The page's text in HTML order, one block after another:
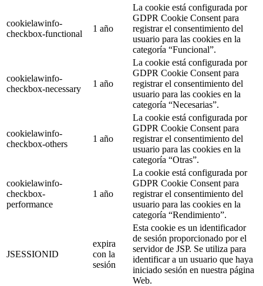
cookielawinfo-
checkbox-functional
1 año
La cookie está configurada por
GDPR Cookie Consent para
registrar el consentimiento del
usuario para las cookies en la
categoría “Funcional”.
cookielawinfo-
checkbox-necessary
1 año
La cookie está configurada por
GDPR Cookie Consent para
registrar el consentimiento del
usuario para las cookies en la
categoría “Necesarias”.
cookielawinfo-
checkbox-others
1 año
La cookie está configurada por
GDPR Cookie Consent para
registrar el consentimiento del
usuario para las cookies en la
categoría “Otras”.
cookielawinfo-
checkbox-
performance
1 año
La cookie está configurada por
GDPR Cookie Consent para
registrar el consentimiento del
usuario para las cookies en la
categoría “Rendimiento”.
JSESSIONID
expira
con la
sesión
Esta cookie es un identificador
de sesión proporcionado por el
servidor de JSP. Se utiliza para
identificar a un usuario que haya
iniciado sesión en nuestra página
Web.